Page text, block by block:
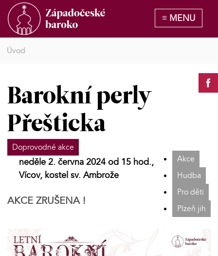
Úvod
Barokní perly
Přešticka
Doprovodné akce
Akce
Hudba
Pro děti
Plzeň jih
neděle 2. června 2024 od 15 hod.,
Vícov, kostel sv. Ambrože
AKCE ZRUŠENA !